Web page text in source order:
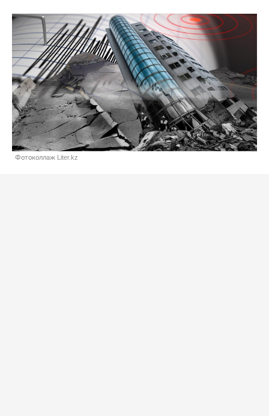
Фотоколлаж Liter.kz